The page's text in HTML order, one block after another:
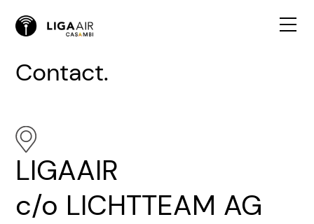
Contact.
LIGAAIR
c/o LICHTTEAM AG